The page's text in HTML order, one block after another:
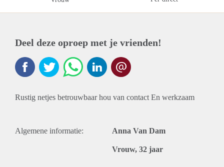
Deel deze oproep met je vrienden!
Rustig netjes betrouwbaar hou van contact En werkzaam
Algemene informatie: Anna Van Dam
Vrouw, 32 jaar